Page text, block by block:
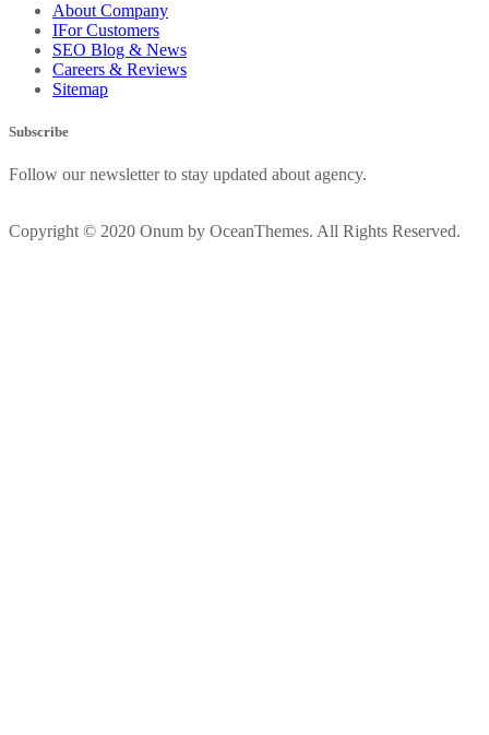
About Company
IFor Customers
SEO Blog & News
Careers & Reviews
Sitemap
Subscribe
Follow our newsletter to stay updated about agency.
Copyright © 2020 Onum by OceanThemes. All Rights Reserved.